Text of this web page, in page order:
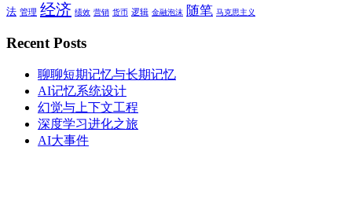
法 管理 经济 绩效 营销 货币 逻辑 金融泡沫 随笔 马克思主义
Recent Posts
聊聊短期记忆与长期记忆
AI记忆系统设计
幻觉与上下文工程
深度学习进化之旅
AI大事件